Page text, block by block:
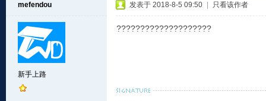
mefendou
新手上路
发表于 2018-8-5 09:50 只看该作者
????????????????????